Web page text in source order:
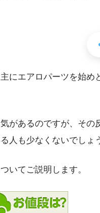
にエアロパーツを始め
があるのですが、その
人も少なくないでしょ
いてご説明します。